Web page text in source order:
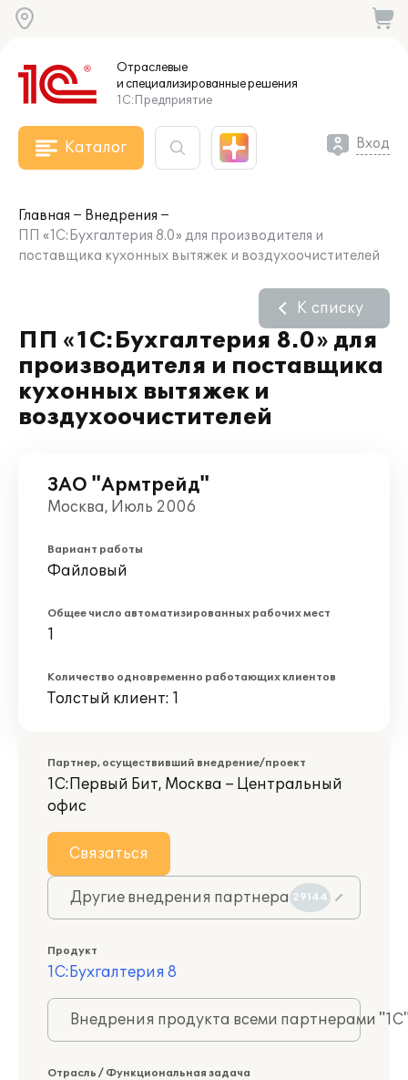
Отраслевые
и специализированныерешения
1С:Предприятие
Каталог Вход
Главная
Внедрения
ПП «1С:Бухгалтерия 8.0» для производителя и
поставщика кухонных вытяжек и воздухоочистителей
ПП «1С:Бухгалтерия 8.0» для
производителя и поставщика
кухонных вытяжек и
воздухоочистителей
К списку
ЗАО "Армтрейд"
Москва, Июль 2006
Вариант работы
Файловый
Общее число автоматизированных рабочих мест
1
Количество одновременно работающих клиентов
Толстый клиент: 1
Партнер, осуществивший внедрение/проект
1С:Первый Бит, Москва – Центральный
офис
Связаться
Другие внедрения партнера 29144
Продукт
1С:Бухгалтерия 8
Внедрения продукта всеми партнерами
Отрасль / Функциональная задача